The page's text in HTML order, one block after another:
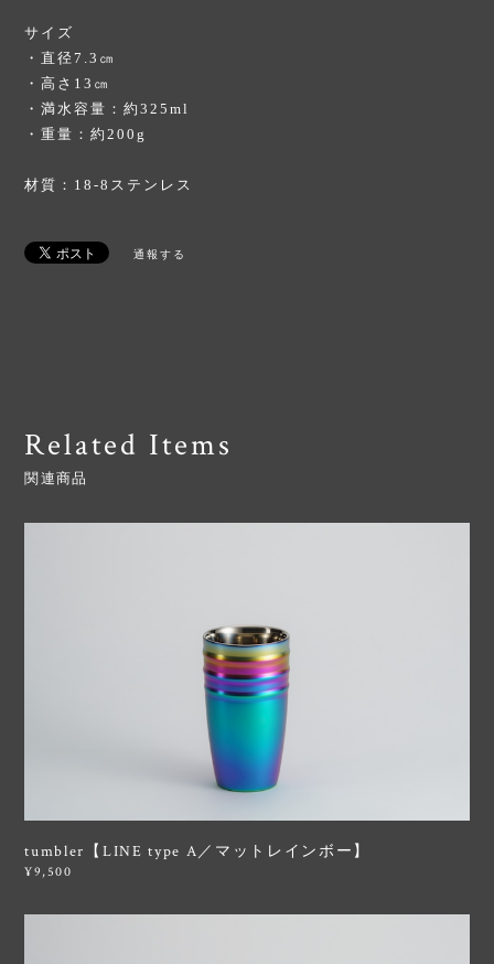
サイズ
・直径7.3㎝
・高さ13㎝
・満水容量：約325ml
・重量：約200g
材質：18-8ステンレス
通報する
Related Items
関連商品
tumbler【LINE type A／マットレインボー】
¥9,500